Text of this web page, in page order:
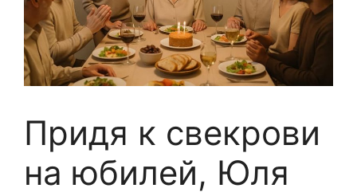
Придя к свекрови
на юбилей, Юля